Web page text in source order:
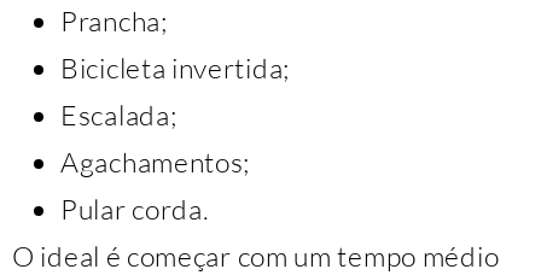
Prancha;
Bicicleta invertida;
Escalada;
Agachamentos;
Pular corda.
O ideal é começar com um tempo médio